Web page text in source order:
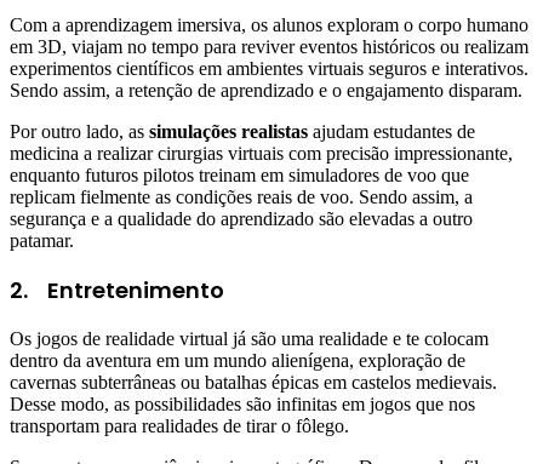
Com a aprendizagem imersiva, os alunos exploram o corpo humano
em 3D, viajam no tempo para reviver eventos históricos ou realizam
experimentos científicos em ambientes virtuais seguros e interativos.
Sendo assim, a retenção de aprendizado e o engajamento disparam.
Por outro lado, as simulações realistas ajudam estudantes de
medicina a realizar cirurgias virtuais com precisão impressionante,
enquanto futuros pilotos treinam em simuladores de voo que
replicam fielmente as condições reais de voo. Sendo assim, a
segurança e a qualidade do aprendizado são elevadas a outro
patamar.
2. Entretenimento
Os jogos de realidade virtual já são uma realidade e te colocam
dentro da aventura em um mundo alienígena, exploração de
cavernas subterrâneas ou batalhas épicas em castelos medievais.
Desse modo, as possibilidades são infinitas em jogos que nos
transportam para realidades de tirar o fôlego.